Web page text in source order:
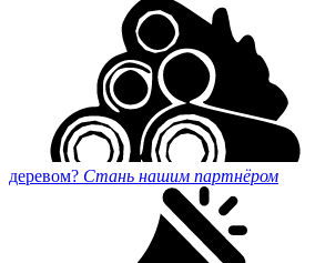
деревом? Стань нашим партнёром